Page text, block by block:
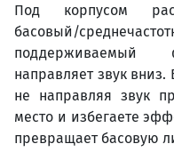
Под корпусом
басовый/
поддерживаемый
направляет звук вниз.
не направляя звук
место и избегаете
превращает басовую